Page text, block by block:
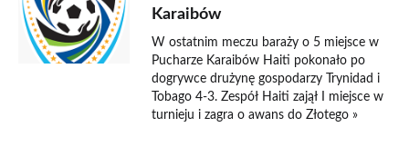
Karaibów
W ostatnim meczu baraży o 5 miejsce w
Pucharze Karaibów Haiti pokonało po
dogrywce drużynę gospodarzy Trynidad i
Tobago 4-3. Zespół Haiti zajął I miejsce w
turnieju i zagra o awans do Złotego »